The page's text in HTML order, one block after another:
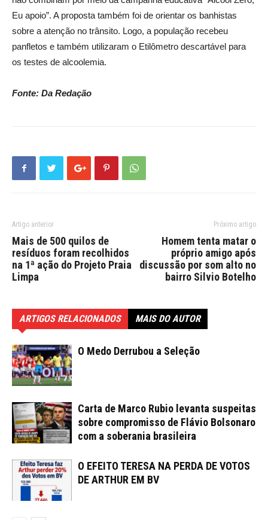
Eu apoio”. A proposta também foi de orientar os banhistas
sobre a atenção no trânsito. Logo, a população recebeu
panfletos e também utilizaram o Etilômetro descartável para
os testes de alcoolemia.
Fonte: Da Redação
Artigo anterior
Mais de 500 quilos de
resíduos foram recolhidos
na 1ª ação do Projeto Praia
Limpa
Próximo artigo
Homem tenta matar o
próprio amigo após
discussão por som alto no
bairro Silvio Botelho
ARTIGOS RELACIONADOS MAIS DO AUTOR
O Medo Derrubou a Seleção
Carta de Marco Rubio levanta suspeitas
sobre compromisso de Flávio Bolsonaro
com a soberania brasileira
O EFEITO TERESA NA PERDA DE VOTOS
DE ARTHUR EM BV